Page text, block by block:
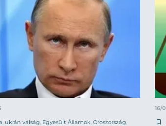
ukrán válság Egyesült Államok Oroszország
16/